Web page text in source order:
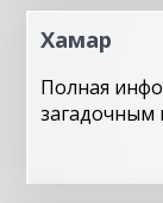
Хамар
Полная
загадочным